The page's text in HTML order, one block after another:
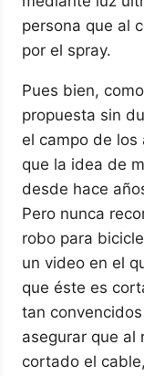
persona que al
por el spray.
Pues bien,
propuesta sin
el campo de
que la idea de
desde hace
Pero nunca
robo para
un video en el
que éste es
tan
asegurar que al
cortado el